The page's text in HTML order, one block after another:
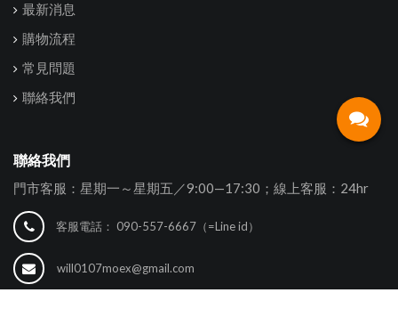
最新消息
購物流程
常見問題
聯絡我們
聯絡我們
門市客服：星期一～星期五／9:00—17:30；線上客服：24hr
客服電話： 090-557-6667（=Line id）
will0107moex@gmail.com